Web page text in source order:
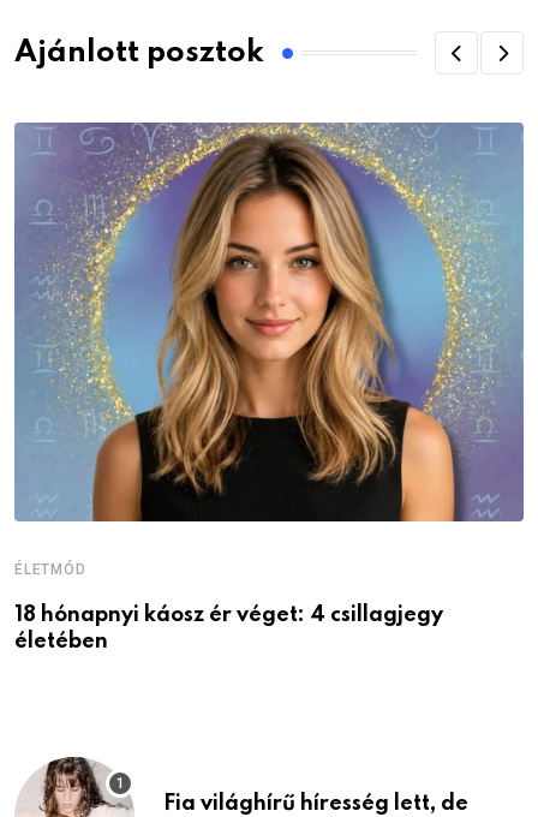
Ajánlott posztok
ÉLETMÓD
18 hónapnyi káosz ér véget: 4 csillagjegy
életében
Fia világhírű híresség lett, de